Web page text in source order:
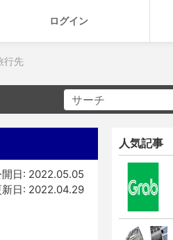
ログイン
行先
開日: 2022.05.05
新日: 2022.04.29
人気記事